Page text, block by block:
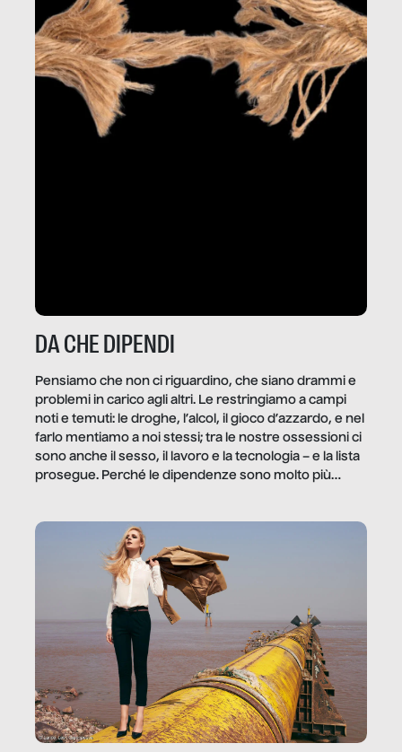
DA CHE DIPENDI
Pensiamo che non ci riguardino, che siano drammi e
problemi in carico agli altri. Le restringiamo a campi
noti e temuti: le droghe, l’alcol, il gioco d’azzardo, e nel
farlo mentiamo a noi stessi; tra le nostre ossessioni ci
sono anche il sesso, il lavoro e la tecnologia – e la lista
prosegue. Perché le dipendenze sono molto più
trae un guadagno. In questo reportage vediamo
quale e come.